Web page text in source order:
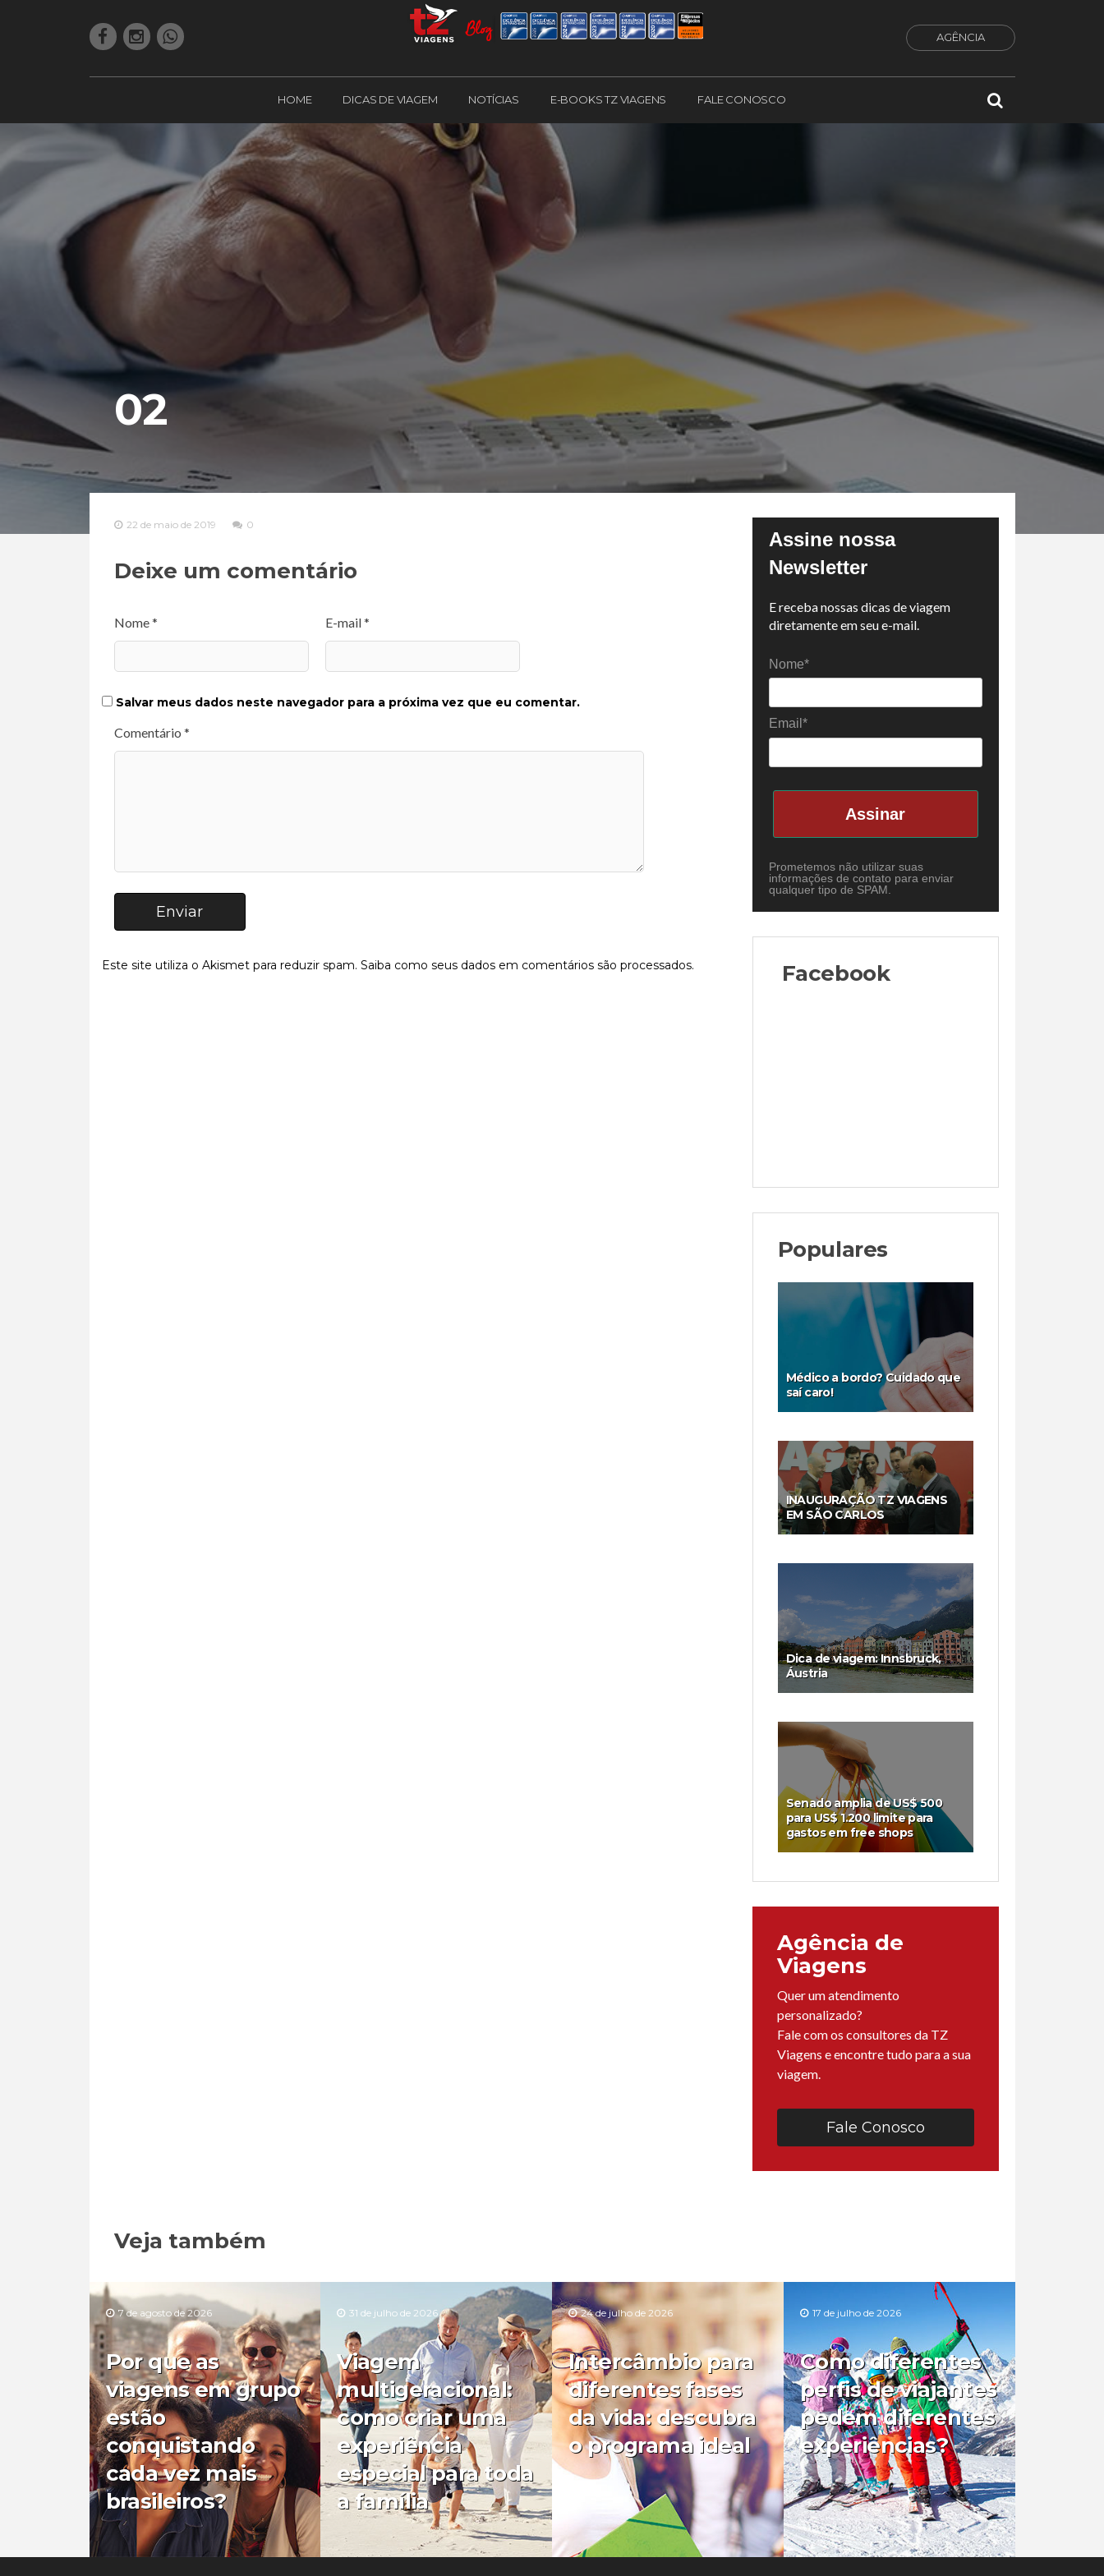
AGÊNCIA
HOME DICAS DE VIAGEM NOTÍCIAS E-BOOKS TZ VIAGENS FALE CONOSCO
02
22 de maio de 2019 0
Deixe um comentário
Nome * E-mail *
Salvar meus dados neste navegador para a próxima vez que eu comentar.
Comentário *
Enviar
Este site utiliza o Akismet para reduzir spam. Saiba como seus dados em comentários são processados.
Assine nossa
Newsletter
E receba nossas dicas de viagem
diretamente em seu e-mail.
Nome*
Email*
Assinar
Prometemos não utilizar suas
informações de contato para enviar
qualquer tipo de SPAM.
Facebook
Populares
Médico a bordo? Cuidado que
saí caro!
INAUGURAÇÃO TZ VIAGENS
EM SÃO CARLOS
Dica de viagem: Innsbruck,
Áustria
Senado amplia de US$ 500
para US$ 1.200 limite para
gastos em free shops
Agência de
Viagens
Quer um atendimento
personalizado?
Fale com os consultores da TZ
Viagens e encontre tudo para a sua
viagem.
Fale Conosco
Veja também
7 de agosto de 2026
Por que as
viagens em grupo
estão
conquistando
cada vez mais
brasileiros?
0
31 de julho de 2026
Viagem
multigeracional:
como criar uma
experiência
especial para toda
a família
0
24 de julho de 2026
Intercâmbio para
diferentes fases
da vida: descubra
o programa ideal
0
17 de julho de 2026
Como diferentes
perfis de viajantes
pedem diferentes
experiências?
0